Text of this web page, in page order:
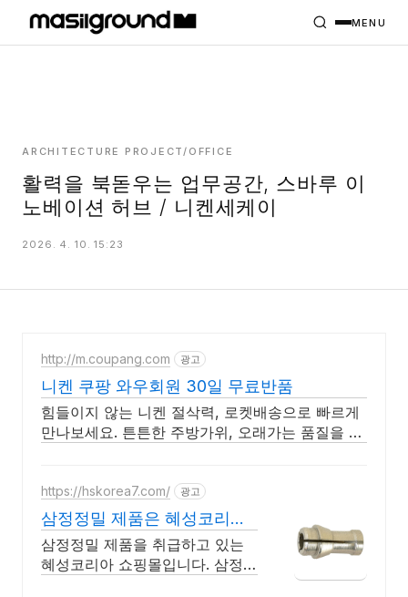
PROJECTS
MASILWIDE
MENU
ARCHITECTURE PROJECT/OFFICE
활력을 북돋우는 업무공간, 스바루 이
노베이션 허브 / 니켄세케이
2026. 4. 10. 15:23
http://m.coupang.com 광고
니켄 쿠팡 와우회원 30일 무료반품
힘들이지 않는 니켄 절삭력, 로켓배송으로 빠르게
만나보세요. 튼튼한 주방가위, 오래가는 품질을 와
https://hskorea7.com/ 광고
삼정정밀 제품은 혜성코리아
회원가입시 2,000마일리지
삼정정밀 제품을 취급하고 있는
혜성코리아 쇼핑몰입니다. 삼정정